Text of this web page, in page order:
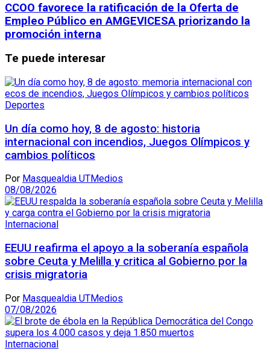
CCOO favorece la ratificación de la Oferta de
Empleo Público en AMGEVICESA priorizando la
promoción interna
Te puede interesar
Deportes
Un día como hoy, 8 de agosto: historia
internacional con incendios, Juegos Olímpicos y
cambios políticos
Por Masquealdia UTMedios
08/08/2026
Internacional
EEUU reafirma el apoyo a la soberanía española
sobre Ceuta y Melilla y critica al Gobierno por la
crisis migratoria
Por Masquealdia UTMedios
07/08/2026
Internacional